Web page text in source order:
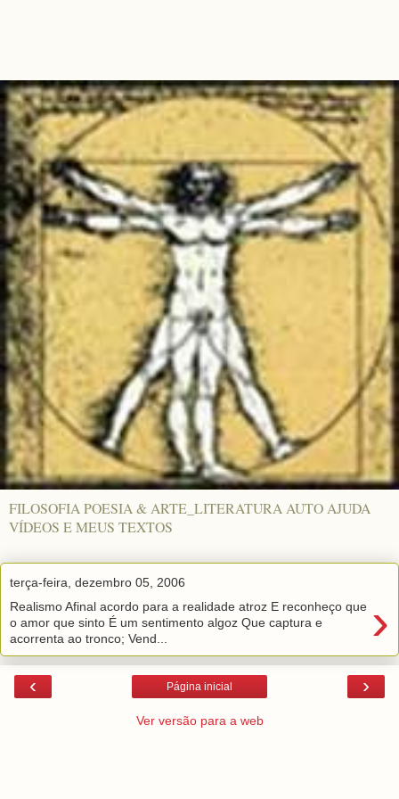
FILOSOFIA POESIA & ARTE_LITERATURA AUTO AJUDA
VÍDEOS E MEUS TEXTOS
terça-feira, dezembro 05, 2006
›
Realismo Afinal acordo para a realidade atroz E reconheço que
o amor que sinto É um sentimento algoz Que captura e
acorrenta ao tronco; Vend...
‹ ›
Página inicial
Ver versão para a web